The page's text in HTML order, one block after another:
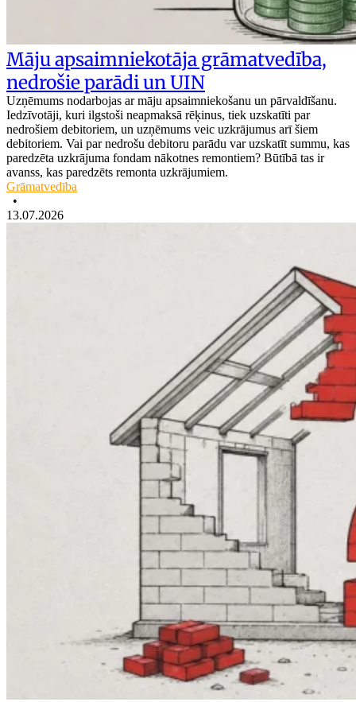
Māju apsaimniekotāja grāmatvedība,
nedrošie parādi un UIN
Uzņēmums nodarbojas ar māju apsaimniekošanu un pārvaldīšanu.
Iedzīvotāji, kuri ilgstoši neapmaksā rēķinus, tiek uzskatīti par
nedrošiem debitoriem, un uzņēmums veic uzkrājumus arī šiem
debitoriem. Vai par nedrošu debitoru parādu var uzskatīt summu, kas
paredzēta uzkrājuma fondam nākotnes remontiem? Būtībā tas ir
avanss, kas paredzēts remonta uzkrājumiem.
Grāmatvedība
•
13.07.2026